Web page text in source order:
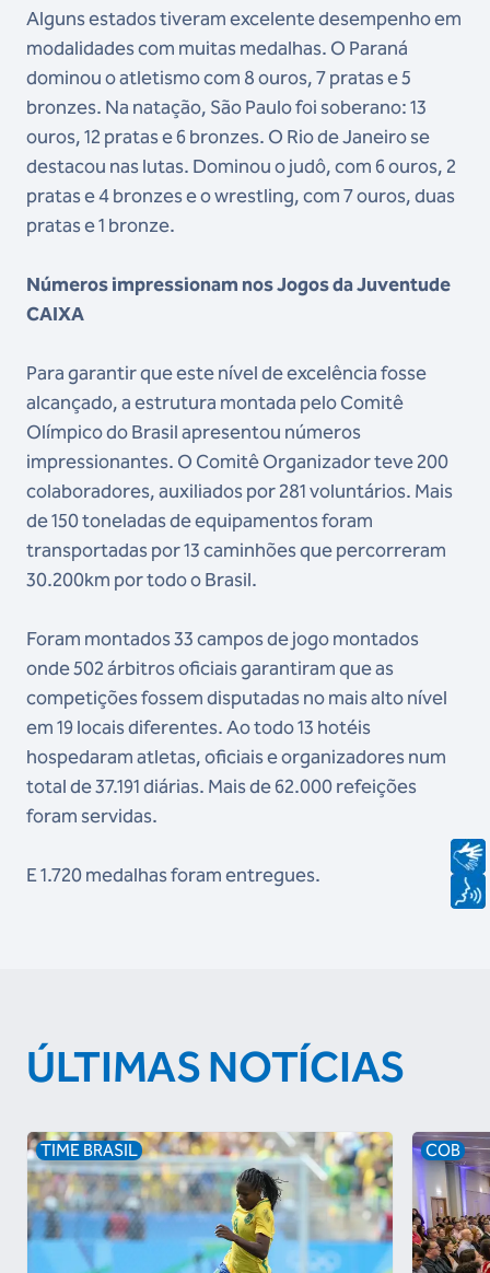
Alguns estados tiveram excelente desempenho em
modalidades com muitas medalhas. O Paraná
dominou o atletismo com 8 ouros, 7 pratas e 5
bronzes. Na natação, São Paulo foi soberano: 13
ouros, 12 pratas e 6 bronzes. O Rio de Janeiro se
destacou nas lutas. Dominou o judô, com 6 ouros, 2
pratas e 4 bronzes e o wrestling, com 7 ouros, duas
pratas e 1 bronze.
Números impressionam nos Jogos da Juventude
CAIXA
Para garantir que este nível de excelência fosse
alcançado, a estrutura montada pelo Comitê
Olímpico do Brasil apresentou números
impressionantes. O Comitê Organizador teve 200
colaboradores, auxiliados por 281 voluntários. Mais
de 150 toneladas de equipamentos foram
transportadas por 13 caminhões que percorreram
30.200km por todo o Brasil.
Foram montados 33 campos de jogo montados
onde 502 árbitros oficiais garantiram que as
competições fossem disputadas no mais alto nível
em 19 locais diferentes. Ao todo 13 hotéis
hospedaram atletas, oficiais e organizadores num
total de 37.191 diárias. Mais de 62.000 refeições
foram servidas.
E 1.720 medalhas foram entregues.
ÚLTIMAS NOTÍCIAS
TIME BRASIL COB